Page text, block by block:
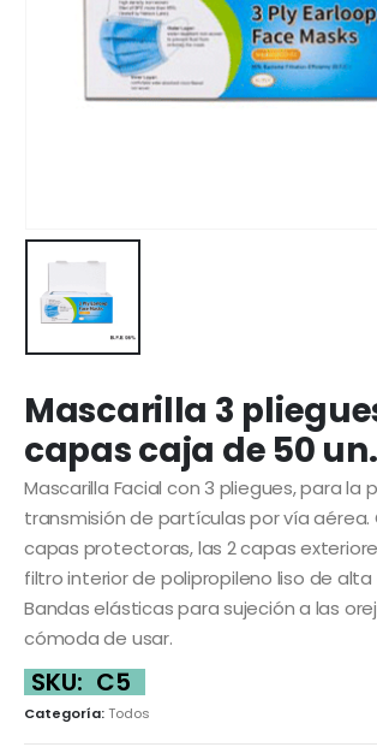
Mascarilla 3
capas caja de 50 un.
Mascarilla Facial con 3 pliegues, para la
transmisión de partículas por vía aérea.
capas protectoras, las 2 capas
filtro interior de polipropileno liso de alta
Bandas elásticas para sujeción a las
cómoda de usar.
SKU: C5
Categoría:Todos